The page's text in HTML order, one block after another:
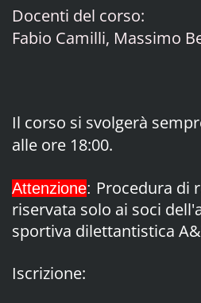
Docenti del corso:
Fabio Camilli, Massimo
Il corso si svolgerà
alle ore 18:00.
Attenzione: Procedura di
riservata solo ai soci
sportiva dilettantistica
Iscrizione: